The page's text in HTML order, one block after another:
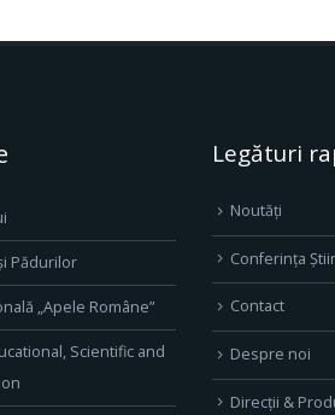
Pădurilor
„Apele Române”
Scientific and
Legături
Noutăți
Conferința
Contact
Despre noi
Direcţii &